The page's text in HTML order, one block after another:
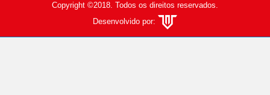
Copyright ©2018. Todos os direitos reservados.
Desenvolvido por: